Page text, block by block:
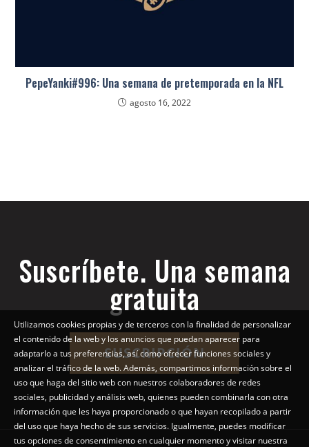
PepeYanki#996: Una semana de pretemporada en la NFL
agosto 16, 2022
Suscríbete. Una semana
gratuita
SUSCRIPCIÓN
Utilizamos cookies propias y de terceros con la finalidad de personalizar
el contenido de la web y los anuncios que puedan aparecer para
adaptarlo a tus preferencias, así como ofrecer funciones sociales y
analizar el tráfico de la web. Además, compartimos información sobre el
uso que haga del sitio web con nuestros colaboradores de redes
sociales, publicidad y análisis web, quienes pueden combinarla con otra
información que les haya proporcionado o que hayan recopilado a partir
del uso que haya hecho de sus servicios. Igualmente, puedes modificar
tus opciones de consentimiento en cualquier momento y visitar nuestra